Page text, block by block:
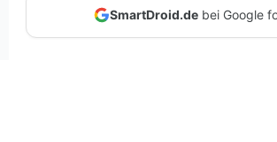
SmartDroid.debei Google